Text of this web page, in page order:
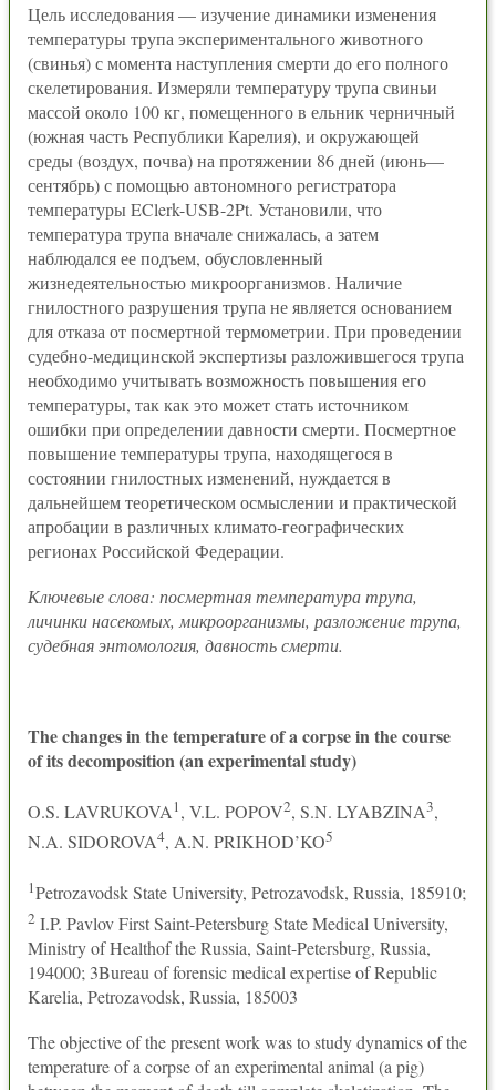
Цель исследования — изучение динамики изменения
температуры трупа экспериментального животного
(свинья) с момента наступления смерти до его полного
скелетирования. Измеряли температуру трупа свиньи
массой около 100 кг, помещенного в ельник черничный
(южная часть Республики Карелия), и окружающей
среды (воздух, почва) на протяжении 86 дней (июнь—
сентябрь) с помощью автономного регистратора
температуры EClerk-USB-2Pt. Установили, что
температура трупа вначале снижалась, а затем
наблюдался ее подъем, обусловленный
жизнедеятельностью микроорганизмов. Наличие
гнилостного разрушения трупа не является основанием
для отказа от посмертной термометрии. При проведении
судебно-медицинской экспертизы разложившегося трупа
необходимо учитывать возможность повышения его
температуры, так как это может стать источником
ошибки при определении давности смерти. Посмертное
повышение температуры трупа, находящегося в
состоянии гнилостных изменений, нуждается в
дальнейшем теоретическом осмыслении и практической
апробации в различных климато-географических
регионах Российской Федерации.
Ключевые слова: посмертная температура трупа,
личинки насекомых, микроорганизмы, разложение трупа,
судебная энтомология, давность смерти.
The changes in the temperature of a corpse in the course
of its decomposition (an experimental study)
O.S. LAVRUKOVA 1, V.L. POPOV2, S.N. LYABZINA3,
N.A. SIDOROVA4, A.N. PRIKHOD’KO5
1Petrozavodsk State University, Petrozavodsk, Russia, 185910;
2 I.P. Pavlov First Saint-Petersburg State Medical University,
Ministry of Healthof the Russia, Saint-Petersburg, Russia,
194000; 3Bureau of forensic medical expertise of Republic
Karelia, Petrozavodsk, Russia, 185003
The objective of the present work was to study dynamics of the
temperature of a corpse of an experimental animal (a pig)